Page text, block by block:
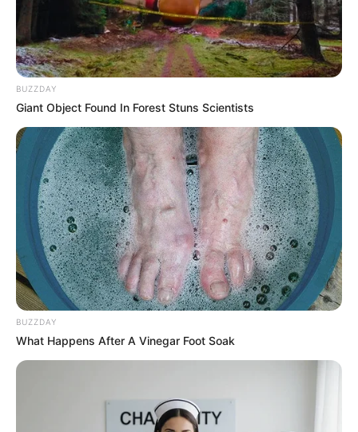
ke sekolah yang terpencil di Thailand selatan. Ia menemukan diary
yang dibuat guru yang mengajar di sekolah tersebut sebelumnya.
Play
00:00
Mute
Play
Film The Teacher’s Diary menceritakan kisah cinta antara orang
yang bahkan belum bertemu. Melalui film ini juga bisa dilihat
tentang sulitnya pendidikan di daerah terpencil.
8. Season Change
BUZZDAY
Giant Object Found In Forest Stuns Scientists
BUZZDAY
What Happens After A Vinegar Foot Soak